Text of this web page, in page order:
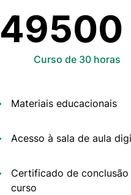
49500
Curso de 30 horas
Materiais educacionais
Acesso à sala de aula
Certificado de conclusão
curso